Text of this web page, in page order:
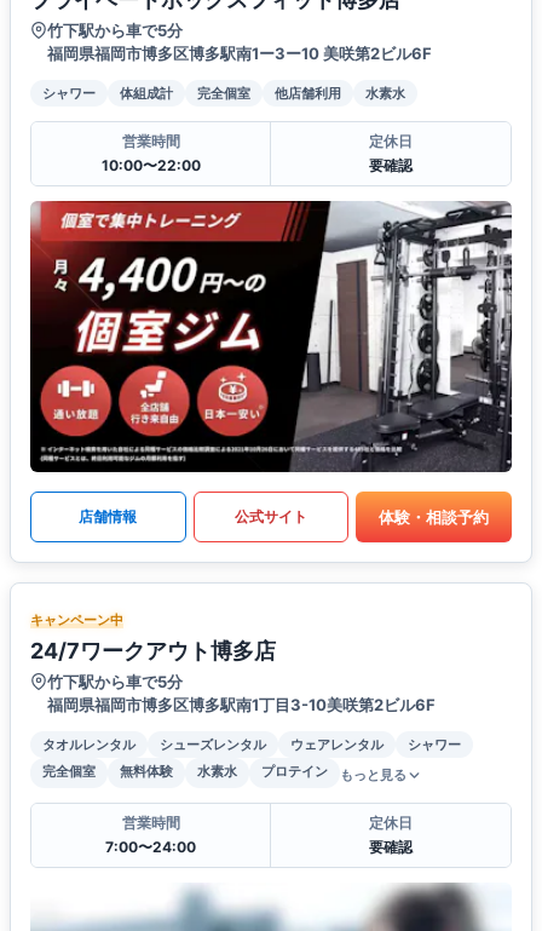
竹下駅から車で5分
福岡県福岡市博多区博多駅南1ー3ー10 美咲第2ビル6F
シャワー 体組成計 完全個室 他店舗利用 水素水
営業時間
10:00〜22:00
定休日
要確認
店舗情報 公式サイト 体験・相談予約
キャンペーン中
24/7ワークアウト博多店
竹下駅から車で5分
福岡県福岡市博多区博多駅南1丁目3-10美咲第2ビル6F
タオルレンタル シューズレンタル ウェアレンタル
シャワー
完全個室
無料体験 水素水 プロテイン もっと見る
営業時間
7:00〜24:00
定休日
要確認